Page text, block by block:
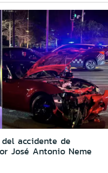
del accidente de
José Antonio Neme